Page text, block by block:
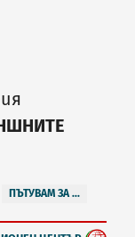
ПЪТУВАМ ЗА ...